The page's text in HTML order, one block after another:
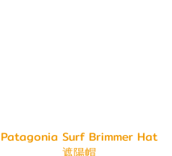
Patagonia Surf Brimmer Hat